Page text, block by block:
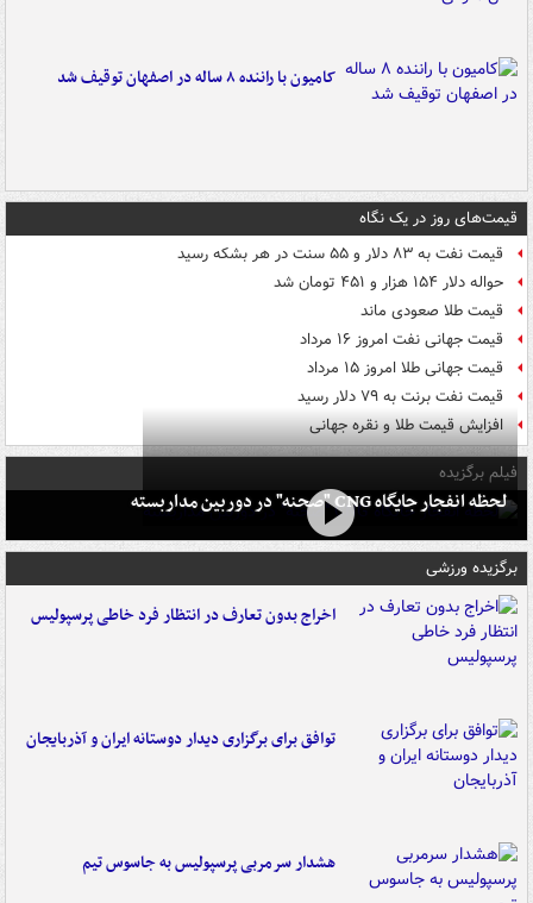
کامیون با راننده ۸ ساله در اصفهان توقیف شد
قیمت‌های روز در یک نگاه
قیمت نفت به ۸۳ دلار و ۵۵ سنت در هر بشکه رسید
حواله دلار ۱۵۴ هزار و ۴۵۱ تومان شد
قیمت طلا صعودی ماند
قیمت جهانی نفت امروز ۱۶ مرداد
قیمت جهانی طلا امروز ۱۵ مرداد
قیمت نفت برنت به ۷۹ دلار رسید
افزایش قیمت طلا و نقره جهانی
فیلم برگزیده
لحظه انفجار جایگاه CNG "صحنه" در دوربین مداربسته
برگزیده ورزشی
اخراج بدون تعارف در انتظار فرد خاطی پرسپولیس
توافق برای برگزاری دیدار دوستانه ایران و آذربایجان
هشدار سرمربی پرسپولیس به جاسوس تیم